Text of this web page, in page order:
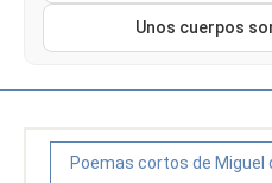
Unos cuerpos
Poemas cortos de Miguel